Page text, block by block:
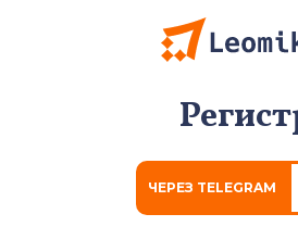
ЧЕРЕЗ TELEGRAM